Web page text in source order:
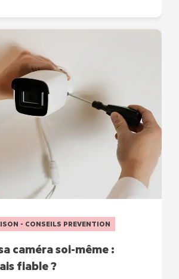
- CONSEILS PREVENTION
caméra soi-même :
fiable ?